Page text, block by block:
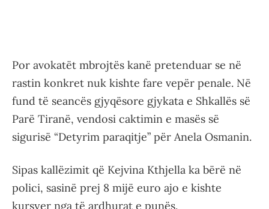
Por avokatët mbrojtës kanë pretenduar se në
rastin konkret nuk kishte fare vepër penale. Në
fund të seancës gjyqësore gjykata e Shkallës së
Parë Tiranë, vendosi caktimin e masës së
sigurisë “Detyrim paraqitje” për Anela Osmanin.
Sipas kallëzimit që Kejvina Kthjella ka bërë në
polici, sasinë prej 8 mijë euro ajo e kishte
kursyer nga të ardhurat e punës.